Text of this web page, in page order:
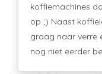
koffiemachines
op ;) Naast
graag naar verre
nog niet eerder